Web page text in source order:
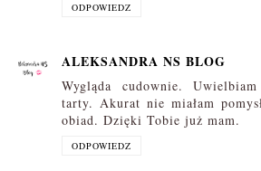
ODPOWIEDZ
ALEKSANDRA NS BLOG
Wygląda cudownie.
tarty. Akurat nie miałam
obiad. Dzięki Tobie już mam.
ODPOWIEDZ